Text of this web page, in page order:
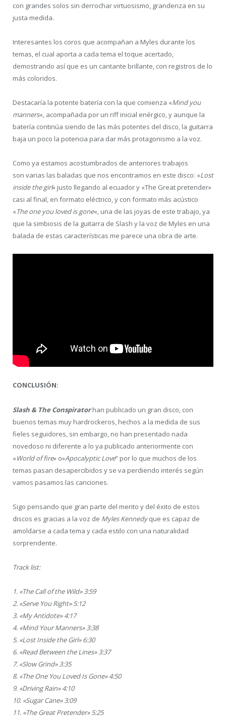
con grandes solos sin derrochar virtuosismo, grandenza en su
justa medida.
Interesantes los coros que acompañan a Myles durante los
temas, el cual aporta a cada tema el toque acertado,
demostrando así que es un cantante brillante, con registros de lo
más coloridos.
Destacaría la potente batería con la que comienza «Mind you
manners«, acompañada por un riff inicial enérgico, y aunque la
batería continúa siendo de las más potentes del disco, la guitarra
baja un poco la potencia para dar más protagonismo a la voz.
Como ya estamos acostumbrados de anteriores trabajos
son varias las baladas que nos encontramos en este disco: «Lost
inside the girl» justo llegando al ecuador y «The Great pretender»
casi al final, en formato eléctrico, y con formato más acústico
«The one you loved is gone«, una de las joyas de este trabajo, ya
que la simbiosis de la guitarra de Slash y la voz de Myles en una
balada de estas características me parece una obra de arte.
CONCLUSIÓN:
Slash & The Conspirator han publicado un gran disco, con
buenos temas muy hardrockeros, hechos a la medida de sus
fieles seguidores, sin embargo, no han presentado nada
novedoso ni diferente a lo ya publicado anteriormente con
«World of fire» o»Apocalyptic Love” por lo que muchos de los
temas pasan desapercibidos y se va perdiendo interés según
vamos pasamos las canciones.
Sigo pensando que gran parte del merito y del éxito de estos
discos es gracias a la voz de Myles Kennedyque es capaz de
amoldarse a cada tema y cada estilo con una naturalidad
sorprendente.
Track list:
1. «The Call of the Wild» 3:59
2. «Serve You Right» 5:12
3. «My Antidote» 4:17
4. «Mind Your Manners» 3:38
5. «Lost Inside the Girl» 6:30
6. «Read Between the Lines» 3:37
7. «Slow Grind» 3:35
8. «The One You Loved Is Gone» 4:50
9. «Driving Rain» 4:10
10. «Sugar Cane» 3:09
11. «The Great Pretender» 5:25